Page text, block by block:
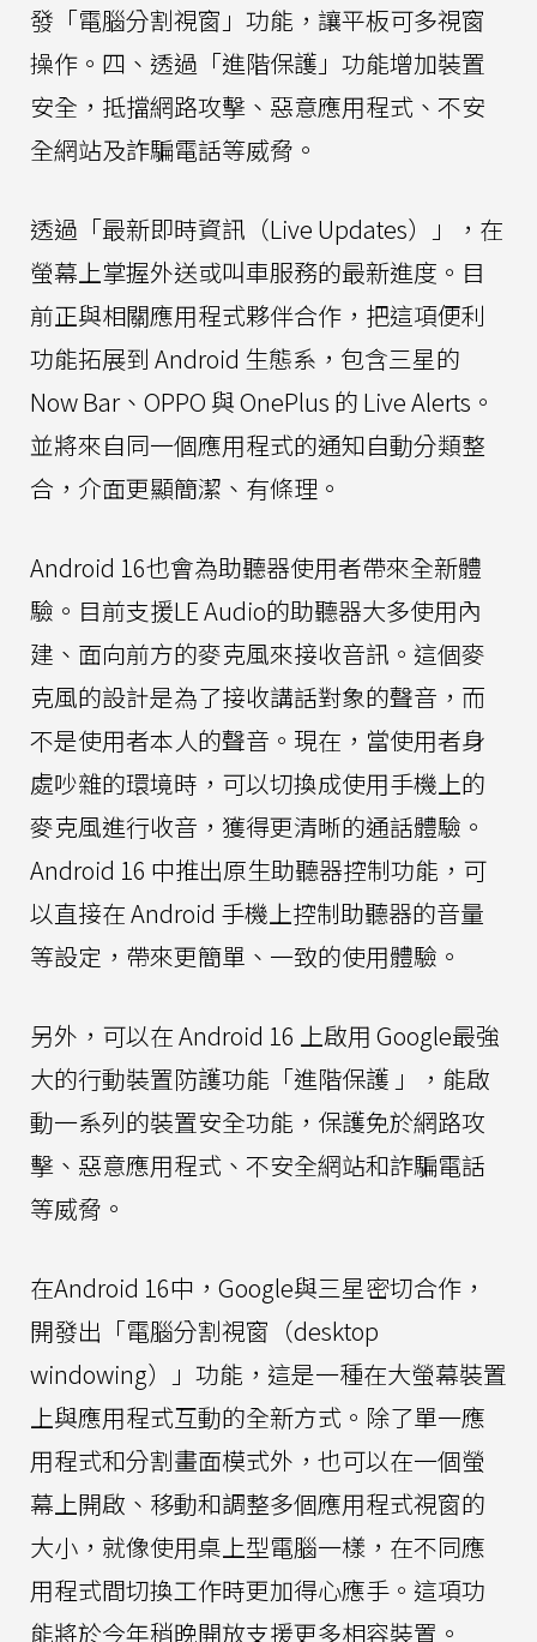
發「電腦分割視窗」功能，讓平板可多視窗
操作。四、透過「進階保護」功能增加裝置
安全，抵擋網路攻擊、惡意應用程式、不安
全網站及詐騙電話等威脅。
透過「最新即時資訊（Live Updates）」，在
螢幕上掌握外送或叫車服務的最新進度。目
前正與相關應用程式夥伴合作，把這項便利
功能拓展到 Android 生態系，包含三星的
Now Bar、OPPO 與 OnePlus 的 Live Alerts。
並將來自同一個應用程式的通知自動分類整
合，介面更顯簡潔、有條理。
Android 16也會為助聽器使用者帶來全新體
驗。目前支援LE Audio的助聽器大多使用內
建、面向前方的麥克風來接收音訊。這個麥
克風的設計是為了接收講話對象的聲音，而
不是使用者本人的聲音。現在，當使用者身
處吵雜的環境時，可以切換成使用手機上的
麥克風進行收音，獲得更清晰的通話體驗。
Android 16 中推出原生助聽器控制功能，可
以直接在 Android 手機上控制助聽器的音量
等設定，帶來更簡單、一致的使用體驗。
另外，可以在 Android 16 上啟用 Google最強
大的行動裝置防護功能「進階保護 」，能啟
動一系列的裝置安全功能，保護免於網路攻
擊、惡意應用程式、不安全網站和詐騙電話
等威脅。
在Android 16中，Google與三星密切合作，
開發出「電腦分割視窗（desktop
windowing）」功能，這是一種在大螢幕裝置
上與應用程式互動的全新方式。除了單一應
用程式和分割畫面模式外，也可以在一個螢
幕上開啟、移動和調整多個應用程式視窗的
大小，就像使用桌上型電腦一樣，在不同應
用程式間切換工作時更加得心應手。這項功
能將於今年稍晚開放支援更多相容裝置。